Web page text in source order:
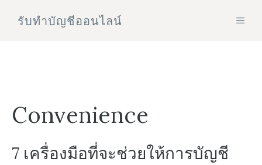
รับทําบัญชีออนไลน์
Convenience
7 เครื่องมือที่จะช่วยให้การบัญชี